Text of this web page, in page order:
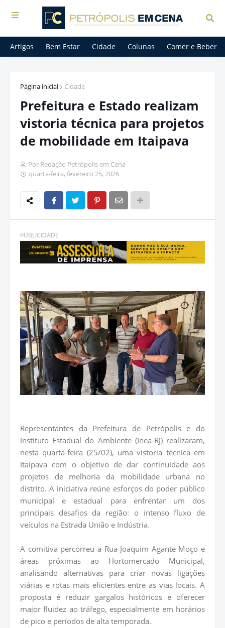
Artigos Bem Estar Cidade Colunas Comer e Beber
Página inicial Cidade
Prefeitura e Estado realizam
vistoria técnica para projetos
de mobilidade em Itaipava
Por Redação Petrópolis em Cena
quarta-feira, fevereiro 25, 2026
PUBLICIDADE
Representantes da Prefeitura de Petrópolis e do
Instituto Estadual do Ambiente (Inea-RJ) realizaram,
nesta quarta-feira (25/02), uma vistoria técnica em
Itaipava com o objetivo de dar continuidade aos
projetos de melhoria da mobilidade urbana no
distrito. A iniciativa reúne esforços do poder público
municipal e estadual para enfrentar um dos
principais desafios da região: o intenso fluxo de
veículos na Estrada União e Indústria.
A comitiva percorreu a Rua Joaquim Agante Moço e
áreas próximas ao Hortomercado Municipal,
analisando alternativas para criar novas ligações
viárias e rotas mais eficientes entre as vias locais. A
proposta é reduzir gargalos históricos e oferecer
maior fluidez ao tráfego, especialmente em horários
de pico e períodos de alta temporada.